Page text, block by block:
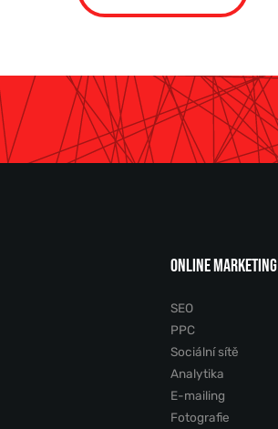
ONLINE MARKETING
SEO
PPC
Sociální sítě
Analytika
E-mailing
Fotografie